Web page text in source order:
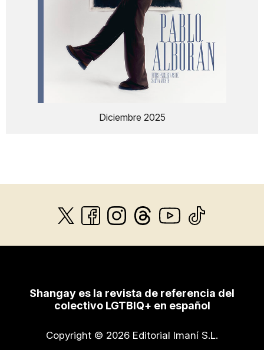
Diciembre 2025
Shangay es la revista de referencia del
colectivo LGTBIQ+ en español
Copyright © 2026 Editorial Imaní S.L.